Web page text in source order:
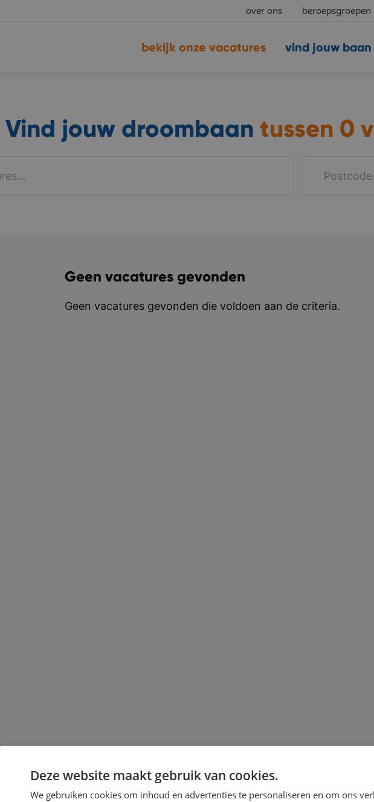
over ons beroepsgroepen
vind jouw baan
bekijk onze vacatures
Vind jouw droombaan tussen 0
Geen vacatures gevonden
Geen vacatures gevonden die voldoen aan de criteria.
Deze website maakt gebruik van cookies.
We gebruiken cookies om inhoud en advertenties te personaliseren en om ons